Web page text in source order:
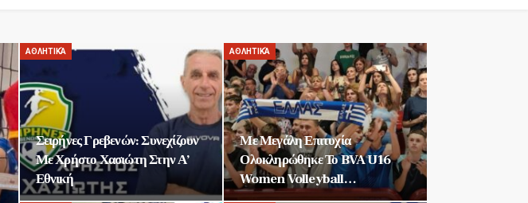
ΑΘΛΗΤΙΚΆ
Σειρήνες Γρεβενών: Συνεχίζουν
Με Χρήστο Χασιώτη Στην Α’
Εθνική
ΑΘΛΗΤΙΚΆ
Με Μεγάλη Επιτυχία
Ολοκληρώθηκε Το BVA U16
Women Volleyball…